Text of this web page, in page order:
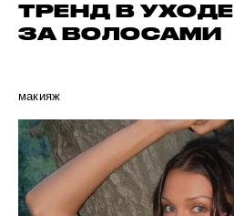
ТРЕНД В УХОДЕ
ЗА ВОЛОСАМИ
макияж